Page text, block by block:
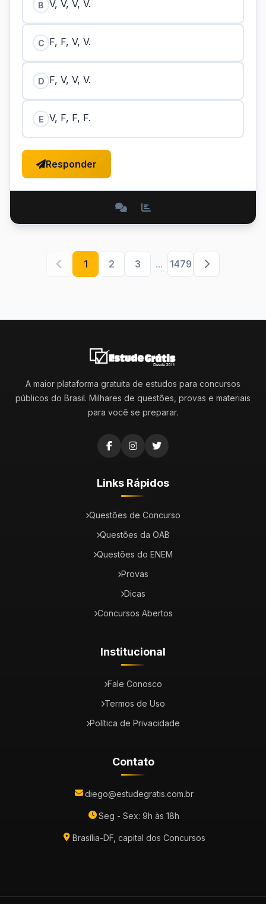
B V, V, V, V.
C F, F, V, V.
D F, V, V, V.
E V, F, F, F.
Responder
1 2 3 ... 1479
A maior plataforma gratuita de estudos para concursos
públicos do Brasil. Milhares de questões, provas e materiais
para você se preparar.
Links Rápidos
Questões de Concurso
Questões da OAB
Questões do ENEM
Provas
Dicas
Concursos Abertos
Institucional
Fale Conosco
Termos de Uso
Política de Privacidade
Contato
diego@estudegratis.com.br
Seg - Sex: 9h às 18h
Brasília-DF, capital dos Concursos